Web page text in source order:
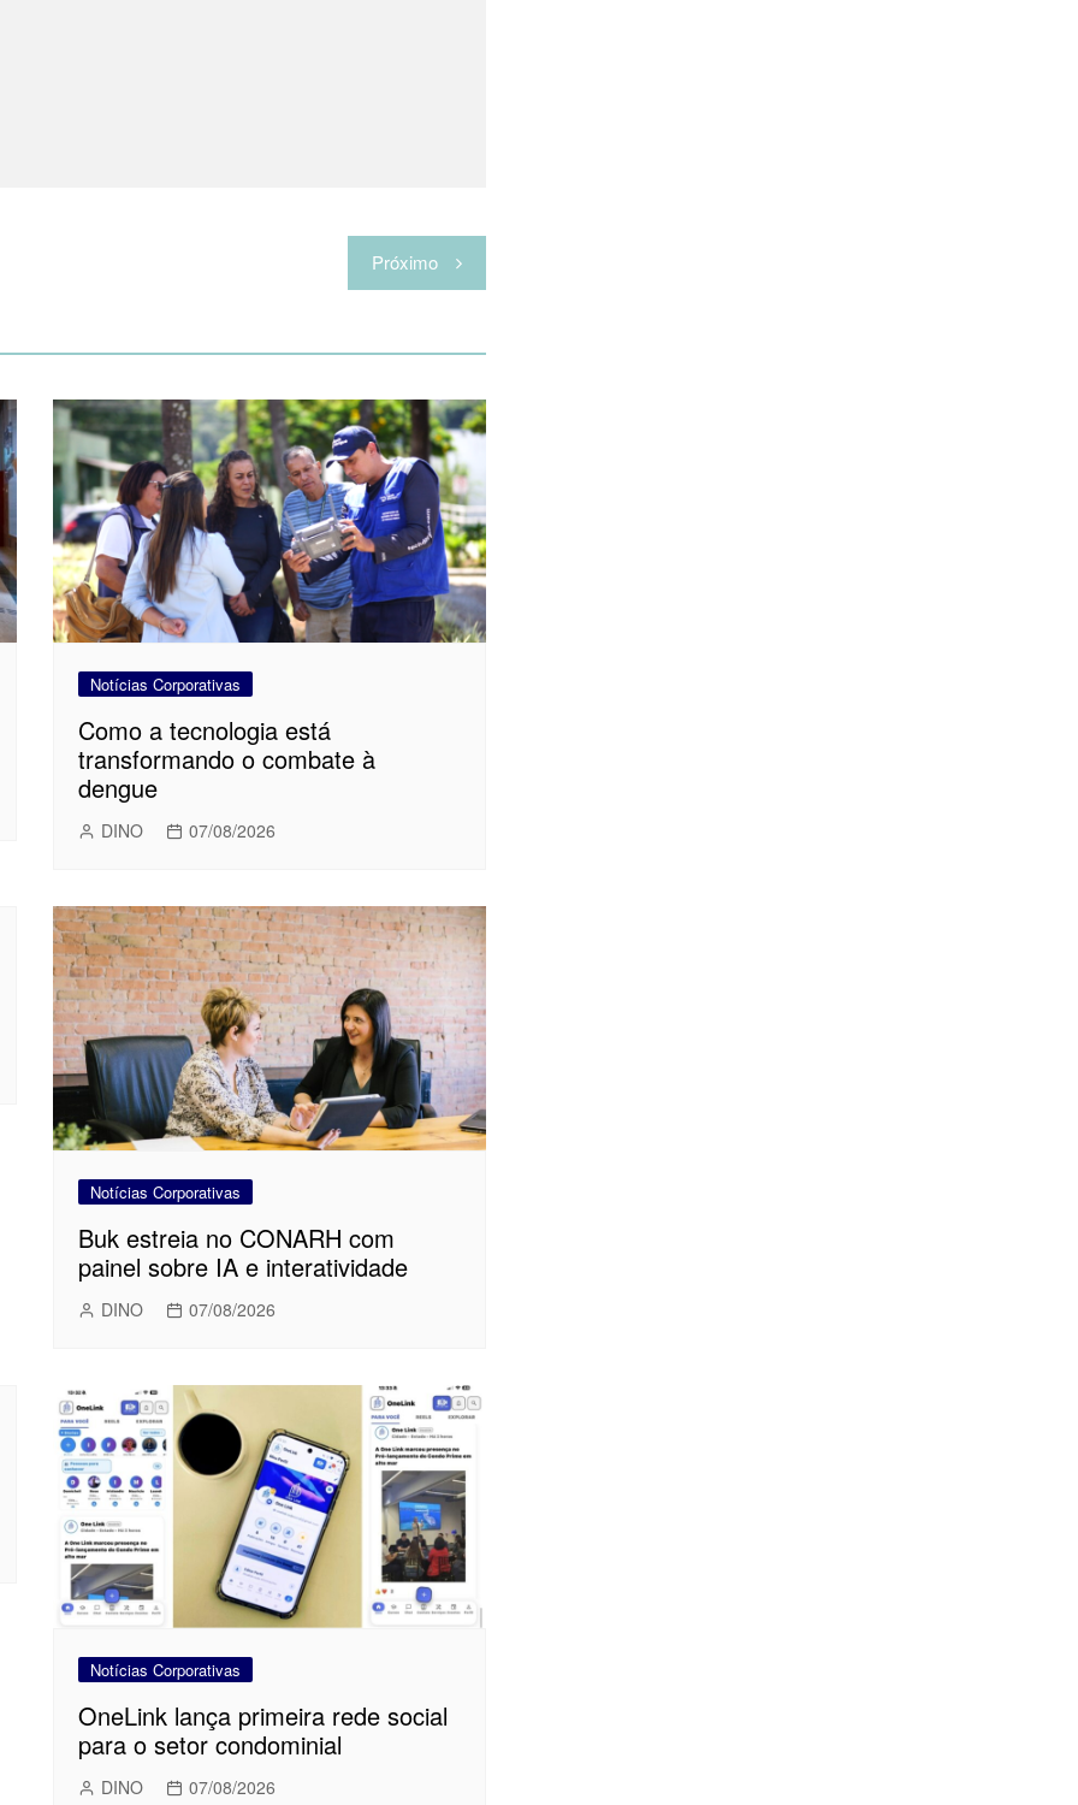
Próximo
Notícias Corporativas
Como a tecnologia está
transformando o combate à
dengue
DINO 07/08/2026
Notícias Corporativas
Buk estreia no CONARH com
painel sobre IA e interatividade
DINO 07/08/2026
Notícias Corporativas
OneLink lança primeira rede social
para o setor condominial
DINO 07/08/2026